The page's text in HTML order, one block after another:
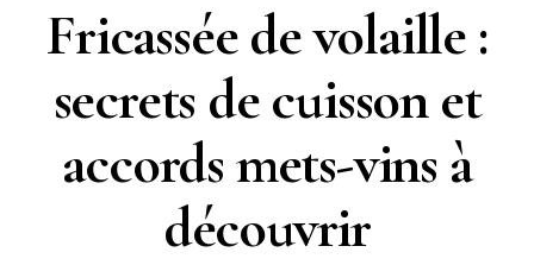
Fricassée de volaille :
secrets de cuisson et
accords mets-vins à
découvrir